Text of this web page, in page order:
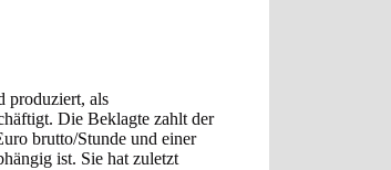
produziert, als
Die Beklagte zahlt der
brutto/Stunde und einer
ist. Sie hat zuletzt